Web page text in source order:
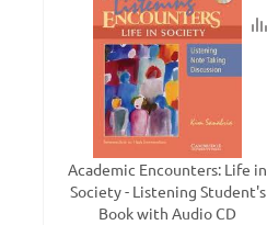
Academic Encounters: Life in
Society - Listening Student's
Book with Audio CD